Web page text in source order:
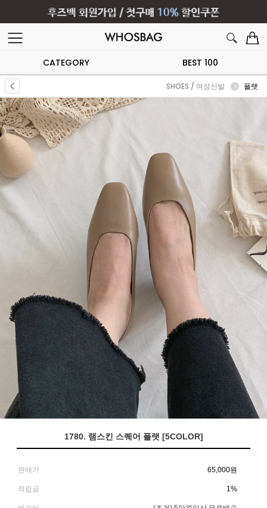
CATEGORY BEST 100
SHOES / 여성신발 플랫
1780. 램스킨 스퀘어 플랫 [5COLOR]
판매가 65,000원
적립금 1%